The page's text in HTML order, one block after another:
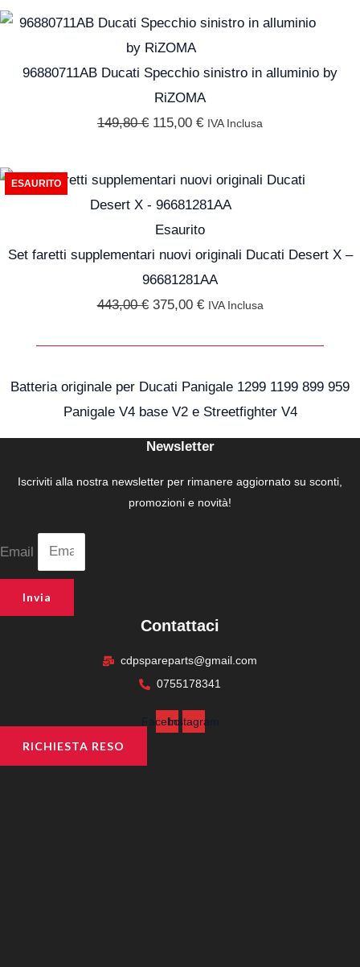
49,00 €.
40,00 €.
96880711AB Ducati Specchio sinistro in alluminio by
RiZOMA
149,80€
Il
prezzo
originale
era:
149,80 €.
115,00 €
Il
attuale
è:
115,00 €.
IVA Inclusa
ESAURITO
Esaurito
Set faretti supplementari nuovi originali Ducati Desert X –
96681281AA
443,00€
Il
prezzo
originale
era:
443,00 €.
375,00 €
Il
prezzo
attuale
è:
375,00 €.
IVA Inclusa
Batteria originale per Ducati Panigale 1299 1199 899 959
Panigale V4 base V2 e Streetfighter V4
Newsletter
Iscriviti alla nostra newsletter per rimanere aggiornato su sconti,
promozioni e novità!
Email
Invia
Contattaci
cdpspareparts@gmail.com
0755178341
Facebook
Instagram
RICHIESTA RESO